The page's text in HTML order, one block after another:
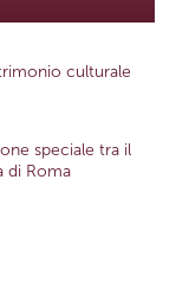
culturale
speciale tra il
di Roma